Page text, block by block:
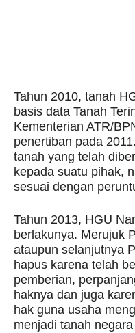
Tahun 2010, tanah
basis data Tanah
Kementerian ATR/
penertiban pada
tanah yang telah
kepada suatu pihak,
sesuai dengan
Tahun 2013, HGU
berlakunya. Merujuk
ataupun selanjutnya
hapus karena telah
pemberian,
haknya dan juga
hak guna usaha
menjadi tanah